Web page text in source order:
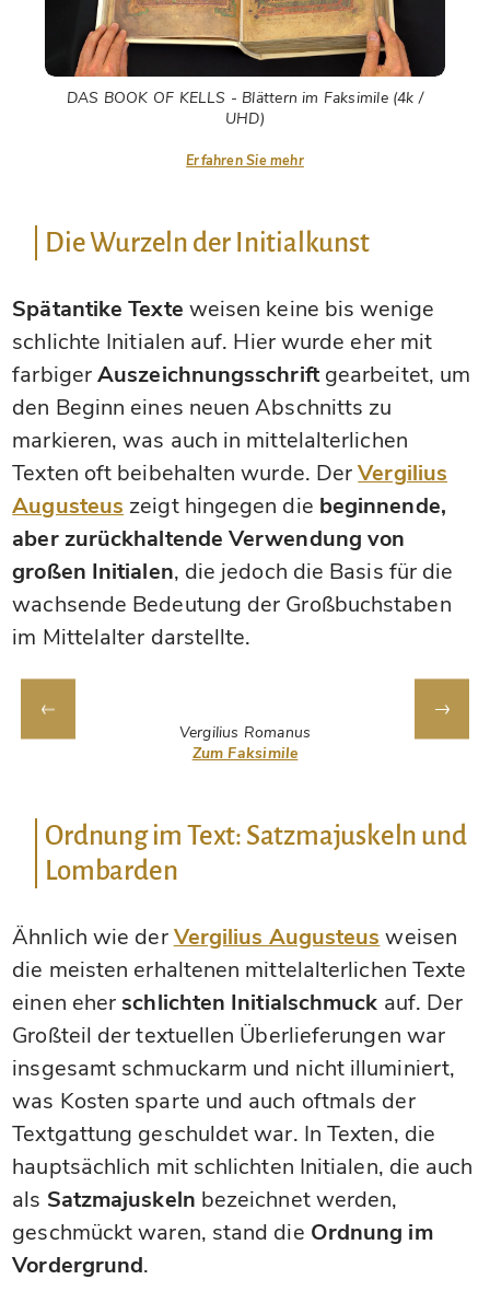
DAS BOOK OF KELLS - Blättern im Faksimile (4k /
UHD)
Erfahren Sie mehr
Die Wurzeln der Initialkunst
Spätantike Texte weisen keine bis wenige
schlichte Initialen auf. Hier wurde eher mit
farbigerAuszeichnungsschriftgearbeitet, um
den Beginn eines neuen Abschnitts zu
markieren, was auch in mittelalterlichen
Texten oft beibehalten wurde. DerVergilius
Augusteus zeigt hingegen die beginnende,
aber zurückhaltende Verwendung von
großen Initialen, die jedoch die Basis für die
wachsende Bedeutung der Großbuchstaben
im Mittelalter darstellte.
Vergilius Romanus
Zum Faksimile
Ordnung im Text: Satzmajuskeln und
Lombarden
Ähnlich wie derVergilius Augusteus weisen
die meisten erhaltenen mittelalterlichen Texte
einen eherschlichten Initialschmuck auf. Der
Großteil der textuellen Überlieferungen war
insgesamt schmuckarm und nicht illuminiert,
was Kosten sparte und auch oftmals der
Textgattung geschuldet war. In Texten, die
hauptsächlich mit schlichten Initialen, die auch
als Satzmajuskeln bezeichnet werden,
geschmückt waren, stand die Ordnung im
Vordergrund.